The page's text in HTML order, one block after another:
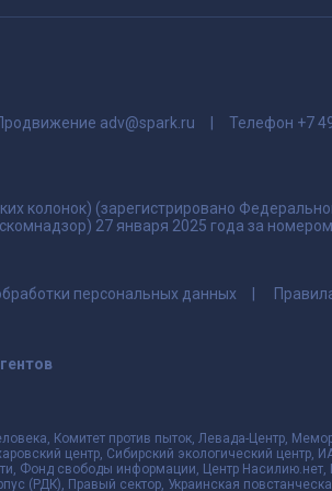
adv@spark.ru Телефон +7
колонок) (зарегистрировано
27 января 2025 года за
персональных данных
Комитет против пыток, Левада-Центр,
центр, Сибирский экологический центр,
Фонд свободы информации, Центр Насилию.нет,
(РДК), Правый сектор, Украинская